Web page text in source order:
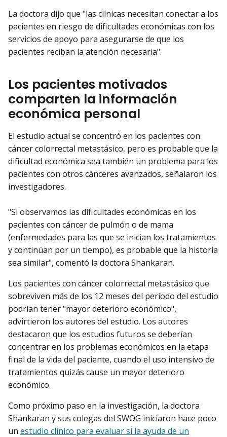
La doctora dijo que "las clínicas necesitan conectar a los
pacientes en riesgo de dificultades económicas con los
servicios de apoyo para asegurarse de que los
pacientes reciban la atención necesaria".
Los pacientes motivados
comparten la información
económica personal
El estudio actual se concentró en los pacientes con
cáncer colorrectal metastásico, pero es probable que la
dificultad económica sea también un problema para los
pacientes con otros cánceres avanzados, señalaron los
investigadores.
"Si observamos las dificultades económicas en los
pacientes con cáncer de pulmón o de mama
(enfermedades para las que se inician los tratamientos
y continúan por un tiempo), es probable que la historia
sea similar", comentó la doctora Shankaran.
Los pacientes con cáncer colorrectal metastásico que
sobreviven más de los 12 meses del período del estudio
podrían tener "mayor deterioro económico",
advirtieron los autores del estudio. Los autores
destacaron que los estudios futuros se deberían
concentrar en los problemas económicos en la etapa
final de la vida del paciente, cuando el uso intensivo de
tratamientos quizás cause un mayor deterioro
económico.
Como próximo paso en la investigación, la doctora
Shankaran y sus colegas del SWOG iniciaron hace poco
un estudio clínico para evaluar si la ayuda de un